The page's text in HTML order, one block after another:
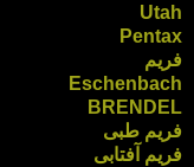
Utah
Pentax
فریم
Eschenbach
BRENDEL
فریم طبی
فریم آفتابی